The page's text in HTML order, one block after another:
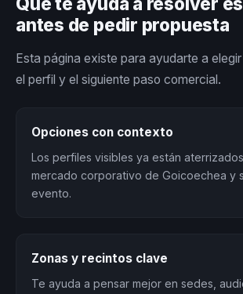
antes de pedir propuesta
Esta página existe para ayudarte a
el perfil y el siguiente paso comercial.
Opciones con contexto
Los perfiles visibles ya están
mercado corporativo de Goicoechea y
evento.
Zonas y recintos clave
Te ayuda a pensar mejor en sedes,